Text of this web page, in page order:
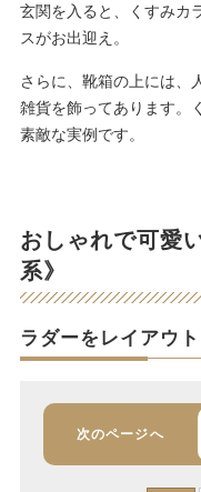
玄関を入ると、くすみカ
スがお出迎え。
さらに、靴箱の上には、
雑貨を飾ってあります。
素敵な実例です。
おしゃれで可愛
系》
ラダーをレイアウ
次のページへ